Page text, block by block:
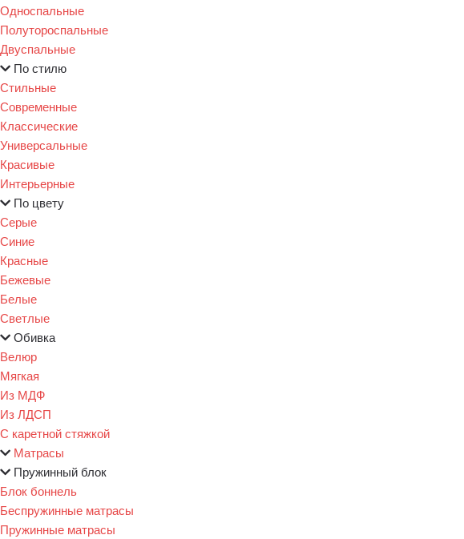
Односпальные
Полутороспальные
Двуспальные
По стилю
Стильные
Современные
Классические
Универсальные
Красивые
Интерьерные
По цвету
Серые
Синие
Красные
Бежевые
Белые
Светлые
Обивка
Велюр
Мягкая
Из МДФ
Из ЛДСП
С каретной стяжкой
Матрасы
Пружинный блок
Блок боннель
Беспружинные матрасы
Пружинные матрасы